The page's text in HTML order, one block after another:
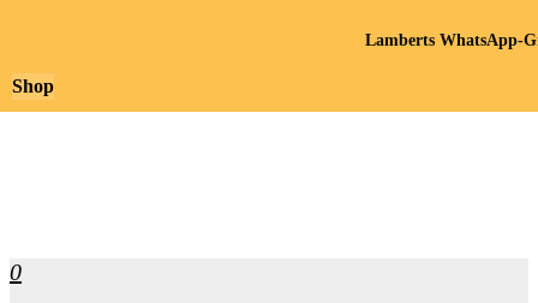
0
Shop
Lamberts WhatsApp-